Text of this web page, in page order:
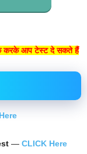
करके आप टेस्ट दे सकते हैं
— CLICK Here